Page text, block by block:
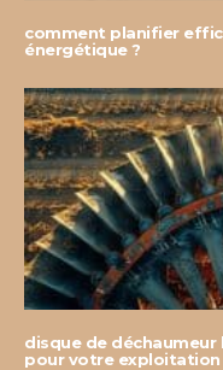
comment planifier
énergétique ?
disque de déchaumeur
pour votre exploitation